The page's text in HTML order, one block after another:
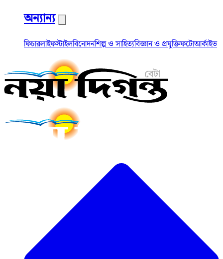
অন্যান্য
ফিচারলাইফস্টাইলবিনোদনশিল্প ও সাহিত্যবিজ্ঞান ও প্রযুক্তিফটোআর্কাইভ